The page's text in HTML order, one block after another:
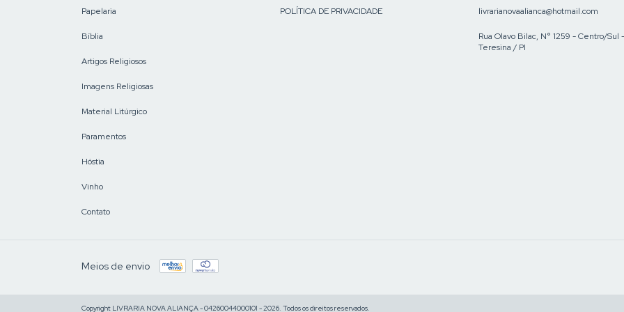
Papelaria
Bíblia
Artigos Religiosos
Imagens Religiosas
Material Litúrgico
Paramentos
Hóstia
Vinho
Contato
POLÍTICA DE PRIVACIDADE livrarianovaalianca@hotmail.com
Rua Olavo Bilac, N° 1259 - Centro/Sul -
Teresina / PI
Meios de envio
Copyright LIVRARIA NOVA ALIANÇA - 04260044000101 - 2026. Todos os direitos reservados.